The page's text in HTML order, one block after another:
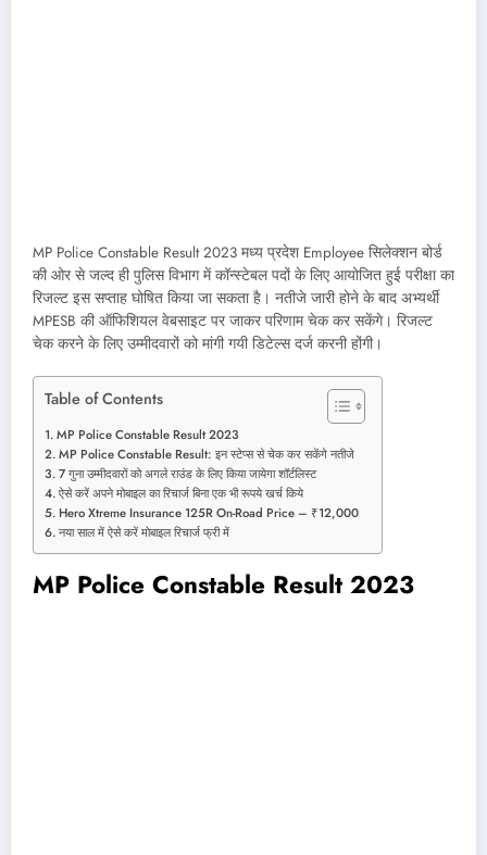
MP Police Constable Result 2023 मध्य प्रदेश Employee सिलेक्शन बोर्ड
की ओर से जल्द ही पुलिस विभाग में कॉन्स्टेबल पदों के लिए आयोजित हुई परीक्षा का
रिजल्ट इस सप्ताह घोषित किया जा सकता है। नतीजे जारी होने के बाद अभ्यर्थी
MPESB की ऑफिशियल वेबसाइट पर जाकर परिणाम चेक कर सकेंगे। रिजल्ट
चेक करने के लिए उम्मीदवारों को मांगी गयी डिटेल्स दर्ज करनी होंगी।
Table of Contents
MP Police Constable Result 2023
MP Police Constable Result: इन स्टेप्स से चेक कर सकेंगे नतीजे
7 गुना उम्मीदवारों को अगले राउंड के लिए किया जायेगा शॉर्टलिस्ट
ऐसे करें अपने मोबाइल का रिचार्ज बिना एक भी रूपये खर्च किये
Hero Xtreme Insurance 125R On-Road Price – ₹12,000
नया साल में ऐसे करें मोबाइल रिचार्ज फ्री में
MP Police Constable Result 2023